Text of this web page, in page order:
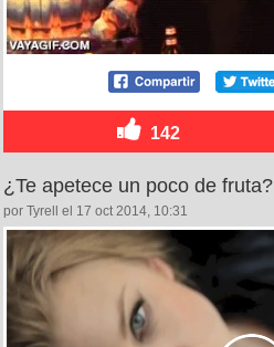
142
¿Te apetece un poco de fruta?
por Tyrell el 17 oct 2014, 10:31